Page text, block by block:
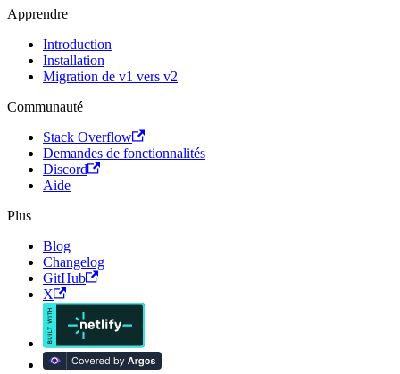
Apprendre
Introduction
Installation
Migration de v1 vers v2
Communauté
Stack Overflow
Demandes de fonctionnalités
Discord
Aide
Plus
Blog
Changelog
GitHub
X